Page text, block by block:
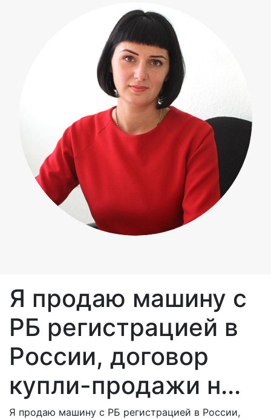
Я продаю машину с
РБ регистрацией в
России, договор
купли-продажи н...
Я продаю машину с РБ регистрацией в России,